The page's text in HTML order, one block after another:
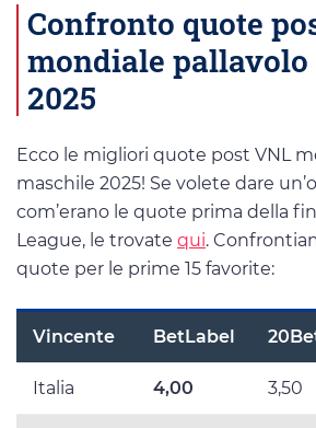
Confronto quote
mondiale
2025
Ecco le migliori quote post VNL
maschile 2025! Se volete dare
com’erano le quote prima della
League, le trovate qui.
quote per le prime 15 favorite:
Vincente BetLabel
Italia 4,00 3,50